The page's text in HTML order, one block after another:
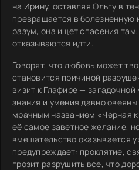
на Ирину, оставляя Ольгу в
превращается в болезненную
разум, она ищет спасения
отказываются идти.
Говорят, что любовь может
становится причиной
визит к Глафире — загадочной
знания и умения давно
мрачным названием «Черная
её самое заветное желание,
вмешательство оказывается
предупреждает: проклятие,
грозит разрушить все, что